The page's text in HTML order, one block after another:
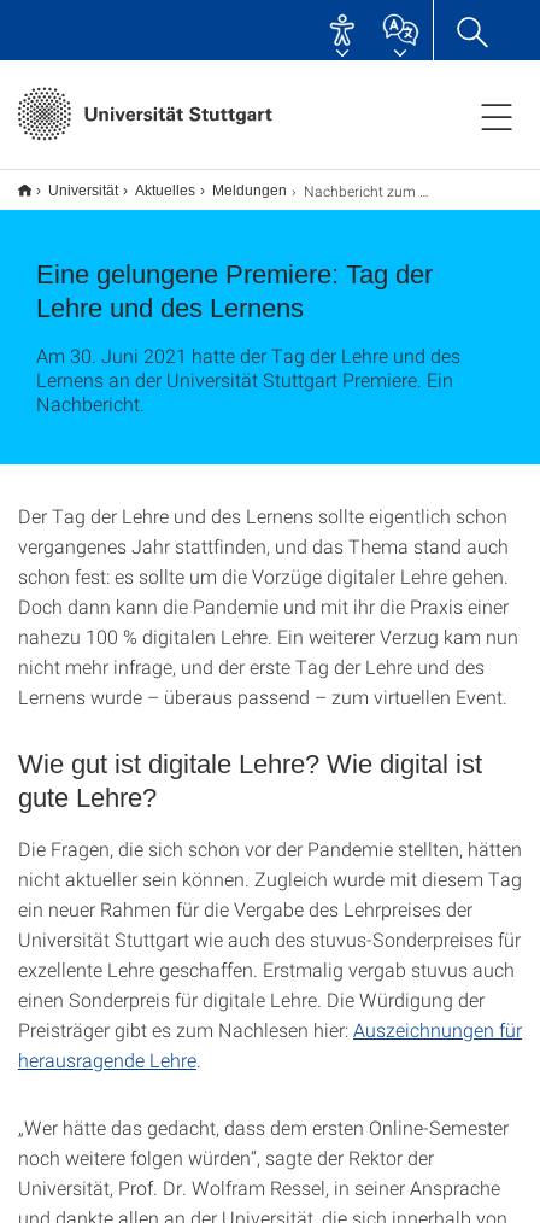
Universität Aktuelles Meldungen Nachbericht zum Tag der Lehre und des Lernens
Eine gelungene Premiere: Tag der
Lehre und des Lernens
Am 30. Juni 2021 hatte der Tag der Lehre und des
Lernens an der Universität Stuttgart Premiere. Ein
Nachbericht.
Der Tag der Lehre und des Lernens sollte eigentlich schon
vergangenes Jahr stattfinden, und das Thema stand auch
schon fest: es sollte um die Vorzüge digitaler Lehre gehen.
Doch dann kann die Pandemie und mit ihr die Praxis einer
nahezu 100 % digitalen Lehre. Ein weiterer Verzug kam nun
nicht mehr infrage, und der erste Tag der Lehre und des
Lernens wurde – überaus passend – zum virtuellen Event.
Wie gut ist digitale Lehre? Wie digital ist
gute Lehre?
Die Fragen, die sich schon vor der Pandemie stellten, hätten
nicht aktueller sein können. Zugleich wurde mit diesem Tag
ein neuer Rahmen für die Vergabe des Lehrpreises der
Universität Stuttgart wie auch des stuvus-Sonderpreises für
exzellente Lehre geschaffen. Erstmalig vergab stuvus auch
einen Sonderpreis für digitale Lehre. Die Würdigung der
Preisträger gibt es zum Nachlesen hier:Auszeichnungen für
herausragende Lehre
„Wer hätte das gedacht, dass dem ersten Online-Semester
noch weitere folgen würden“, sagte der Rektor der
Universität, Prof. Dr. Wolfram Ressel, in seiner Ansprache
und dankte allen an der Universität, die sich innerhalb von